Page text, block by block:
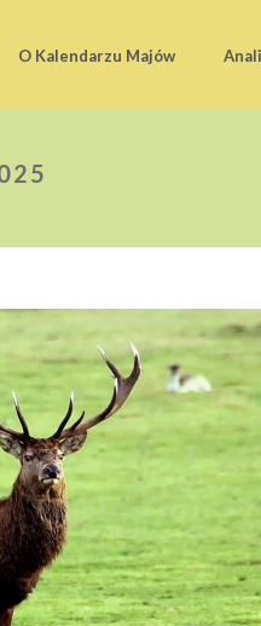
O Kalendarzu Majów